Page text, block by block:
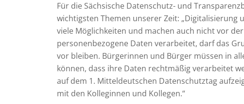
Für die Sächsische Datenschutz- und
wichtigsten Themen unserer Zeit:
viele Möglichkeiten und machen auch nicht vor
personenbezogene Daten verarbeitet, darf das
vor bleiben. Bürgerinnen und Bürger müssen in
können, dass ihre Daten rechtmäßig verarbeitet
auf dem 1. Mitteldeutschen Datenschutztag
mit den Kolleginnen und Kollegen.“